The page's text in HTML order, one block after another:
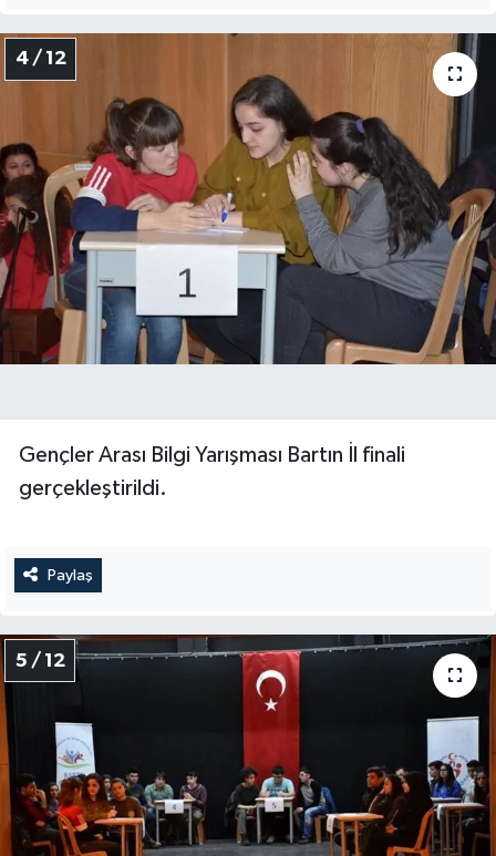
4 / 12
Gençler Arası Bilgi Yarışması Bartın İl finali
gerçekleştirildi.
Paylaş
5 / 12